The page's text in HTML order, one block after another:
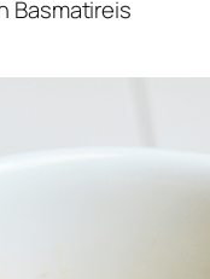
Basmatireis